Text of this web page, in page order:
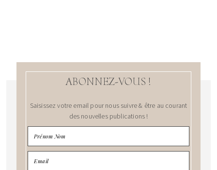
ABONNEZ-VOUS !
Saisissez votre email pour nous suivre & être au courant
des nouvelles publications !